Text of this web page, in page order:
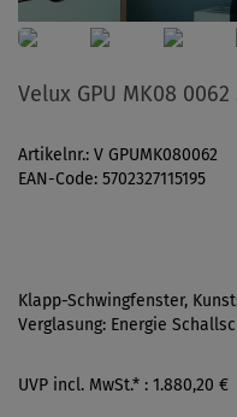
Velux GPU MK08 0062
Artikelnr.: V GPUMK080062
EAN-Code: 5702327115195
Klapp-Schwingfenster,
Verglasung: Energie
UVP incl. MwSt.* : 1.880,20 €